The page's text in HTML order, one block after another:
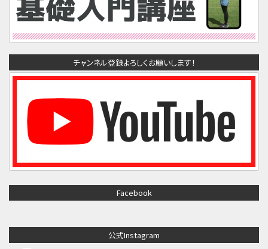
チャンネル登録よろしくお願いします！
Facebook
公式Instagram